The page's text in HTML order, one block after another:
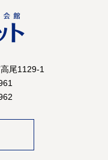
尾1129-1